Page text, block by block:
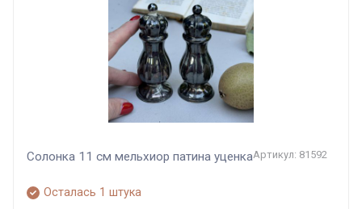
Солонка 11 см мельхиор патина уценкаАртикул: 81592
Осталась 1 штука